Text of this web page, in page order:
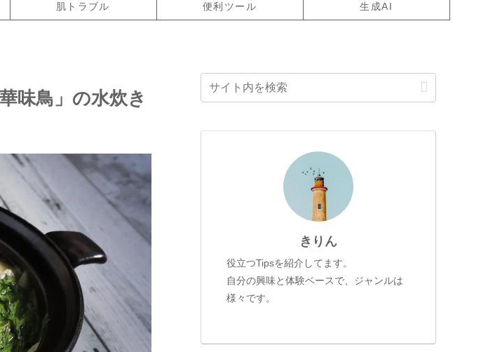
肌トラブル 便利ツール 生成AI
味鳥」の水炊き
きりん
役立つTipsを紹介してます。
自分の興味と体験ベースで、ジャンルは
様々です。